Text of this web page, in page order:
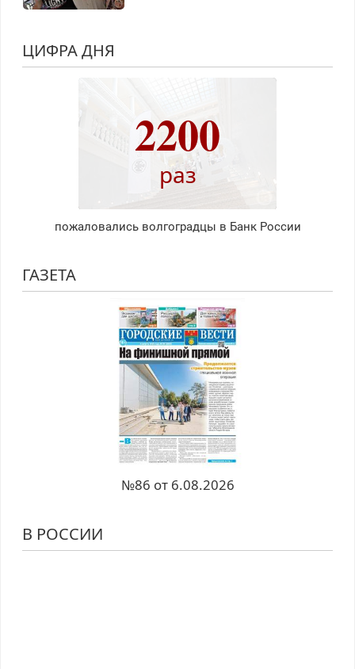
ЦИФРА ДНЯ
2200
раз
пожаловались волгоградцы в Банк России
ГАЗЕТА
№86 от 6.08.2026
В РОССИИ